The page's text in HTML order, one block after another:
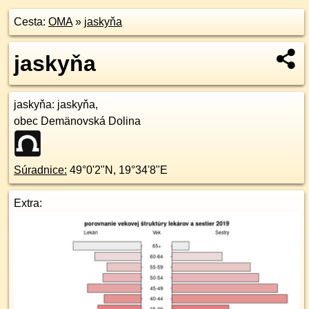
Cesta: OMA» jaskyňa
jaskyňa
jaskyňa: jaskyňa,
obec Demänovská Dolina
Súradnice: 49°0'2"N , 19°34'8"E
Extra: